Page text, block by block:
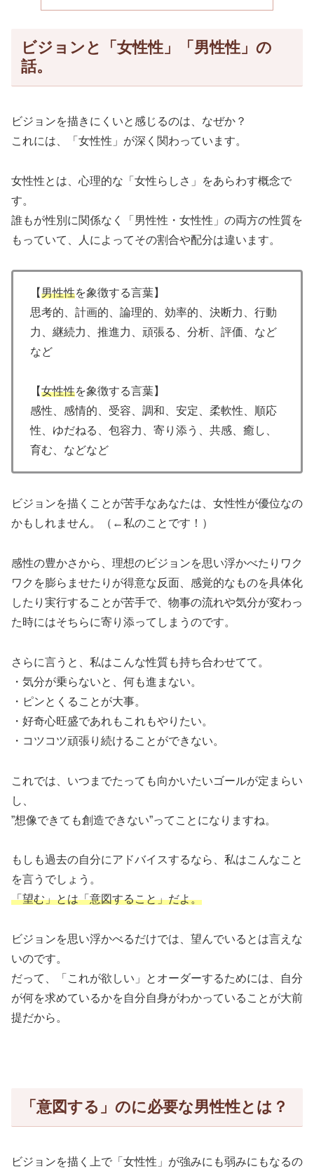
ビジョンと「女性性」「男性性」の
話。
ビジョンを描きにくいと感じるのは、なぜか？
これには、「女性性」が深く関わっています。
女性性とは、心理的な「女性らしさ」をあらわす概念で
す。
誰もが性別に関係なく「男性性・女性性」の両方の性質を
もっていて、人によってその割合や配分は違います。
【男性性を象徴する言葉】
思考的、計画的、論理的、効率的、決断力、行動
力、継続力、推進力、頑張る、分析、評価、など
など
【女性性を象徴する言葉】
感性、感情的、受容、調和、安定、柔軟性、順応
性、ゆだねる、包容力、寄り添う、共感、癒し、
育む、などなど
ビジョンを描くことが苦手なあなたは、女性性が優位なの
かもしれません。（←私のことです！）
感性の豊かさから、理想のビジョンを思い浮かべたりワク
ワクを膨らませたりが得意な反面、感覚的なものを具体化
したり実行することが苦手で、物事の流れや気分が変わっ
た時にはそちらに寄り添ってしまうのです。
さらに言うと、私はこんな性質も持ち合わせてて。
・気分が乗らないと、何も進まない。
・ピンとくることが大事。
・好奇心旺盛であれもこれもやりたい。
・コツコツ頑張り続けることができない。
これでは、いつまでたっても向かいたいゴールが定まらい
し、
”想像できても創造できない”ってことになりますね。
もしも過去の自分にアドバイスするなら、私はこんなこと
を言うでしょう。
「望む」とは「意図すること」だよ。
ビジョンを思い浮かべるだけでは、望んでいるとは言えな
いのです。
だって、「これが欲しい」とオーダーするためには、自分
が何を求めているかを自分自身がわかっていることが大前
提だから。
「意図する」のに必要な男性性とは？
ビジョンを描く上で「女性性」が強みにも弱みにもなるの